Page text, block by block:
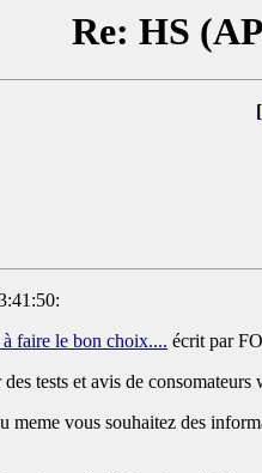
Re: HS
[
faire le bon choix.... écrit par
tests et avis de
meme vous souhaitez des